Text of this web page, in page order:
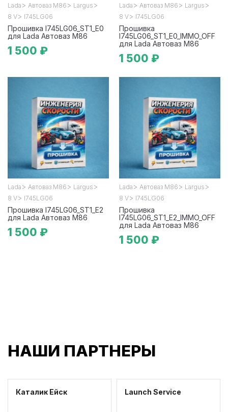
Lada > Автоваз М86 > Largus >
8 V> I745LG06
Прошивка I745LG06_ST1_E0
для Lada Автоваз М86
1 500 ₽
Lada > Автоваз М86 > Largus >
8 V> I745LG06
Прошивка
I745LG06_ST1_E0_IMMO_OFF
для Lada Автоваз М86
1 500 ₽
Lada > Автоваз М86 > Largus >
8 V> I745LG06
Прошивка I745LG06_ST1_E2
для Lada Автоваз М86
1 500 ₽
Lada > Автоваз М86 > Largus >
8 V> I745LG06
Прошивка
I745LG06_ST1_E2_IMMO_OFF
для Lada Автоваз М86
1 500 ₽
НАШИ ПАРТНЕРЫ
Каталик Ейск Launch Service